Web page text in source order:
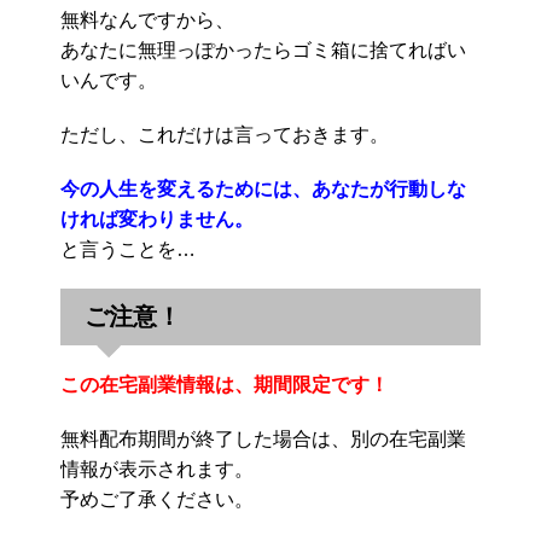
無料なんですから、
あなたに無理っぽかったらゴミ箱に捨てればい
いんです。
ただし、これだけは言っておきます。
今の人生を変えるためには、あなたが行動しな
ければ変わりません。
と言うことを…
ご注意！
この在宅副業情報は、期間限定です！
無料配布期間が終了した場合は、別の在宅副業
情報が表示されます。
予めご了承ください。